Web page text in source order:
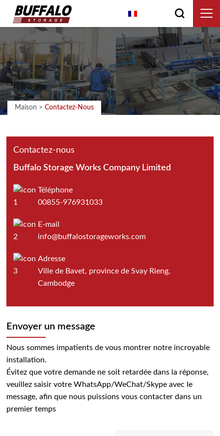
Maison > Contactez-Nous
Contactez-nous
Buffalo Storage Works Company Limited
Téléphone
00855-976931033
E-mail
info@buffalostorageworks.com
Adresse
Ville de Bavet, province de Svay Rieng,
Cambodge
Envoyer un message
Nous sommes impatients de vous montrer notre incroyable
installation.
Évitez que votre demande ne soit retardée dans la réponse,
veuillez saisir votre WhatsApp/WeChat/Skype avec le
message, afin que nous puissions vous contacter dans un
premier temps